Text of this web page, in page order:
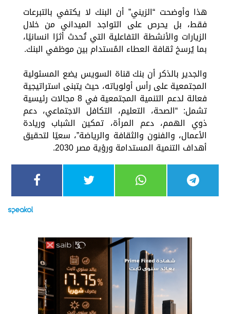
هذا وأوضحت “الزيني” أن البنك لا يكتفي بالتبرعات
فقط، بل يحرص على التواجد الميداني من خلال
الزيارات والأنشطة التفاعلية التي تُحدث أثرًا انسانيًا،
بما يُرسخ ثقافة العطاء المُستدام بين موظفي البنك.
والجدير بالذكر أن بنك قناة السويس يضع المسئولية
المجتمعية على رأس أولوياته، حيث يتبنى استراتيجية
فعالة لدعم التنمية المجتمعية في 8 مجالات رئيسية
تشمل: “الصحة، التعليم، التكافل الاجتماعي، دعم
ذوي الهمم، دعم المرأة، تمكين الشباب وريادة
الأعمال، والفنون والثقافة والرياضة”، سعيًا لتحقيق
أهداف التنمية المستدامة ورؤية مصر 2030.